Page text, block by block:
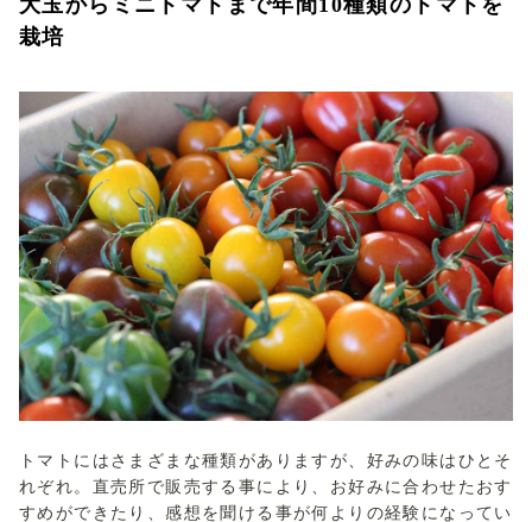
栽培
トマトにはさまざまな種類がありますが、好みの味はひとそ
れぞれ。直売所で販売する事により、お好みに合わせたおす
すめができたり、感想を聞ける事が何よりの経験になってい